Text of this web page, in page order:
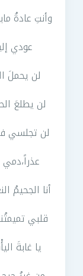
وأنتِ عادةُ
عودي
لن يحملَ
لن يطلعَ
لن تجلسي
أنا الجحيمُ
قلبي
يا غابةَ